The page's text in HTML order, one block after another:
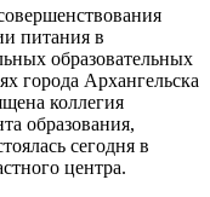
питания в
образовательных
города Архангельска
коллегия
образования,
сегодня в
центра.